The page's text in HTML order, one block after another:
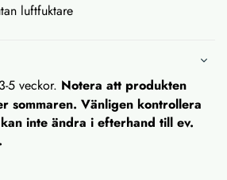
luftfuktare
5 veckor. Notera att produkten
sommaren. Vänligen kontrollera
inte ändra i efterhand till ev.